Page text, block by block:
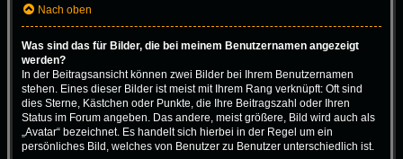
Nach oben
Was sind das für Bilder, die bei meinem Benutzernamen angezeigt
werden?
In der Beitragsansicht können zwei Bilder bei Ihrem Benutzernamen
stehen. Eines dieser Bilder ist meist mit Ihrem Rang verknüpft: Oft sind
dies Sterne, Kästchen oder Punkte, die Ihre Beitragszahl oder Ihren
Status im Forum angeben. Das andere, meist größere, Bild wird auch als
„Avatar“ bezeichnet. Es handelt sich hierbei in der Regel um ein
persönliches Bild, welches von Benutzer zu Benutzer unterschiedlich ist.